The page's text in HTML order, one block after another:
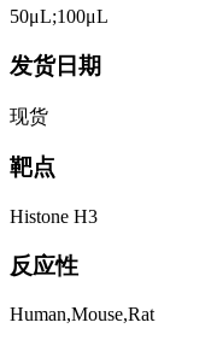
50μL;100μL
发货日期
现货
靶点
Histone H3
反应性
Human,Mouse,Rat